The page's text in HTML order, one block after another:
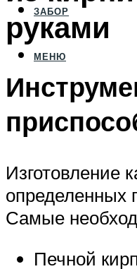
ЗАБОР
МЕНЮ
руками
Изготовление
определенных
Самые
Печной